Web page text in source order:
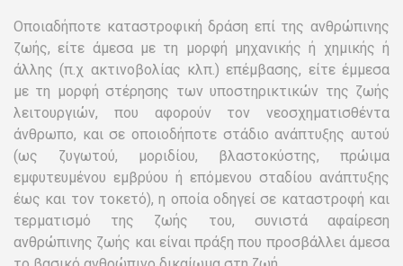
Το Κίνημα «Αφήστε με να ζήσω!» είναι ένα κίνημα
Υπέρ της Ζωής του Αγέννητου παιδιού (Pro-life).
Βασική αρχή του κινήματος «Αφήστε με να ζήσω!» είναι
η επιστημονική θέση ότιαρχή της ανθρώπινης ζωής
είναι η πρωταρχική στιγμή της σύλληψης(δηλ. της
γονιμοποιήσεως του ωαρίου από το σπερματοζωάριο).
Η ανθρώπινη ζωή που δημιουργείται τη στιγμή της
γονιμοποίησης, ως μονοκύτταρος ζυγώτης, είναι ήδη
άνθρωπος και αξίζει ως άνθρωπος την τιμή και την
προστασία.